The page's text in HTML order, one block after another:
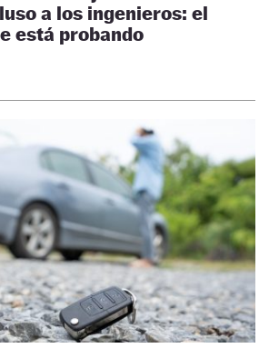
a los ingenieros: el
está probando